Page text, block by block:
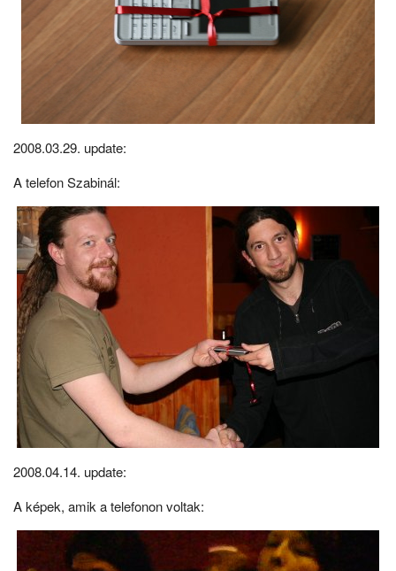
2008.03.29. update:
A telefon Szabinál:
2008.04.14. update:
A képek, amik a telefonon voltak: